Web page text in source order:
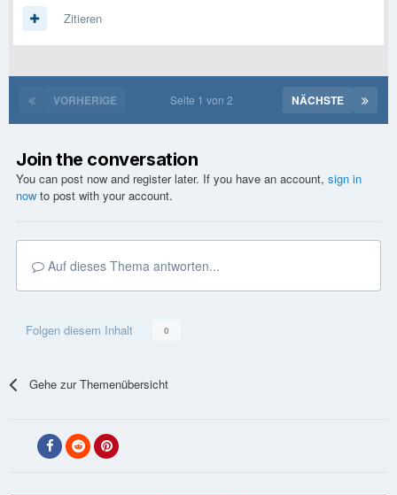
Zitieren
VORHERIGE NÄCHSTE
Seite 1 von 2
Join the conversation
You can post now and register later. If you have an account, sign in
now to post with your account.
Auf dieses Thema antworten...
Folgen diesem Inhalt 0
Gehe zur Themenübersicht